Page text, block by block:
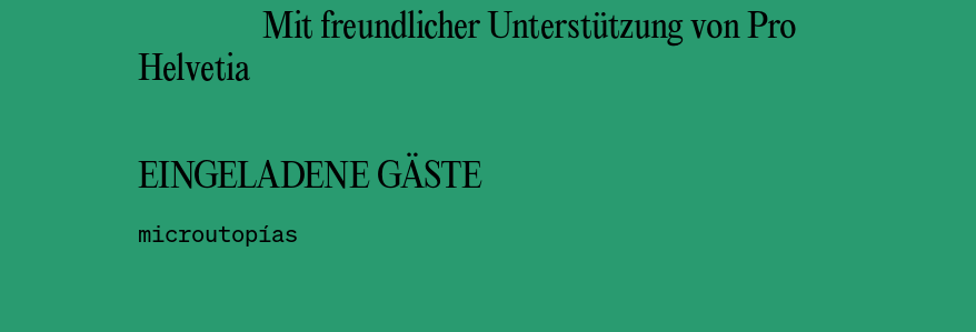
Mit freundlicher Unterstützung von Pro
Helvetia
EINGELADENE GÄSTE
microutopías